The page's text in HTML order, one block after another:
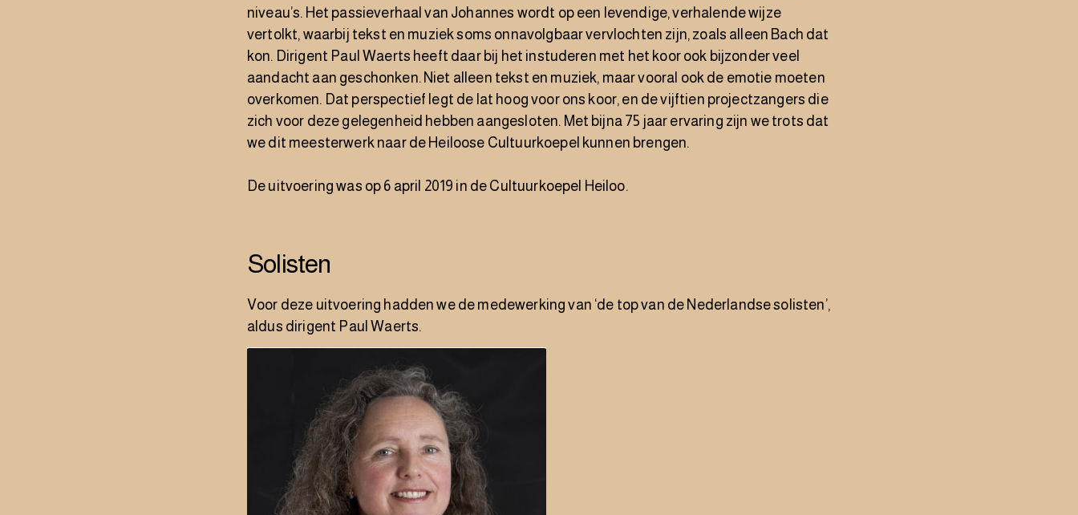
niveau’s. Het passieverhaal van Johannes wordt op een levendige, verhalende wijze
vertolkt, waarbij tekst en muziek soms onnavolgbaar vervlochten zijn, zoals alleen Bach dat
kon. Dirigent Paul Waerts heeft daar bij het instuderen met het koor ook bijzonder veel
aandacht aan geschonken. Niet alleen tekst en muziek, maar vooral ook de emotie moeten
overkomen. Dat perspectief legt de lat hoog voor ons koor, en de vijftien projectzangers die
zich voor deze gelegenheid hebben aangesloten. Met bijna 75 jaar ervaring zijn we trots dat
we dit meesterwerk naar de Heiloose Cultuurkoepel kunnen brengen.
De uitvoering was op 6 april 2019 in de Cultuurkoepel Heiloo.
Solisten
Voor deze uitvoering hadden we de medewerking van ‘de top van de Nederlandse solisten’,
aldus dirigent Paul Waerts.